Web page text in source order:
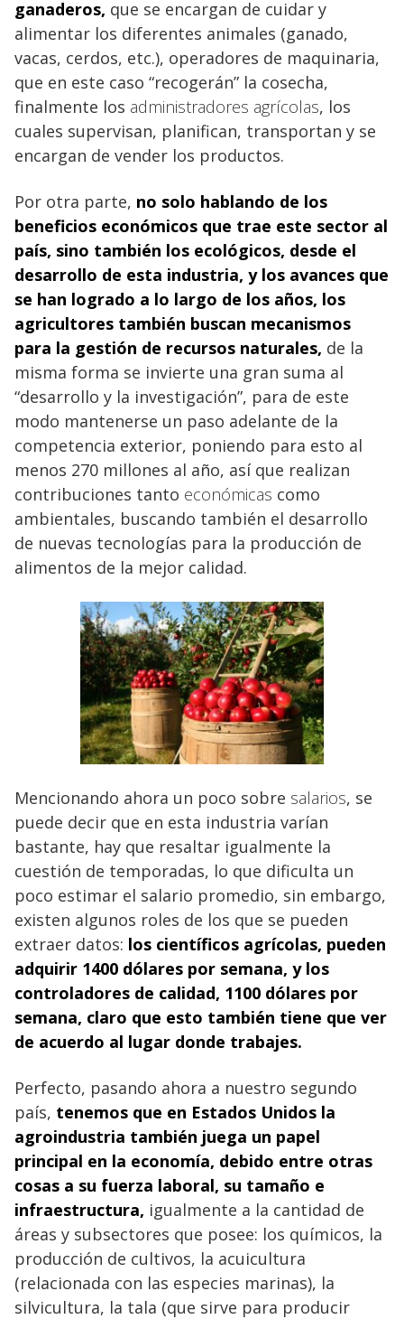
ganaderos, que se encargan de cuidar y
alimentar los diferentes animales (ganado,
vacas, cerdos, etc.), operadores de maquinaria,
que en este caso “recogerán” la cosecha,
finalmente los administradores agrícolas, los
cuales supervisan, planifican, transportan y se
encargan de vender los productos.
Por otra parte, no solo hablando de los
beneficios económicos que trae este sector al
país, sino también los ecológicos, desde el
desarrollo de esta industria, y los avances que
se han logrado a lo largo de los años, los
agricultores también buscan mecanismos
para la gestión de recursos naturales, de la
misma forma se invierte una gran suma al
“desarrollo y la investigación”, para de este
modo mantenerse un paso adelante de la
competencia exterior, poniendo para esto al
menos 270 millones al año, así que realizan
contribuciones tanto económicas como
ambientales, buscando también el desarrollo
de nuevas tecnologías para la producción de
alimentos de la mejor calidad.
Mencionando ahora un poco sobre salarios, se
puede decir que en esta industria varían
bastante, hay que resaltar igualmente la
cuestión de temporadas, lo que dificulta un
poco estimar el salario promedio, sin embargo,
existen algunos roles de los que se pueden
extraer datos: los científicos agrícolas, pueden
adquirir 1400 dólares por semana, y los
controladores de calidad, 1100 dólares por
semana, claro que esto también tiene que ver
de acuerdo al lugar donde trabajes.
Perfecto, pasando ahora a nuestro segundo
país, tenemos que en Estados Unidos la
agroindustria también juega un papel
principal en la economía, debido entre otras
cosas a su fuerza laboral, su tamaño e
infraestructura, igualmente a la cantidad de
áreas y subsectores que posee: los químicos, la
producción de cultivos, la acuicultura
(relacionada con las especies marinas), la
silvicultura, la tala (que sirve para producir